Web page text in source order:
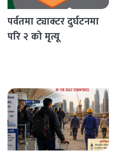
पर्वतमा ट्याक्टर दुर्घटनमा
परि २ को मृत्यू